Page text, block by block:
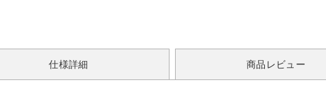
仕様詳細 商品レビュー